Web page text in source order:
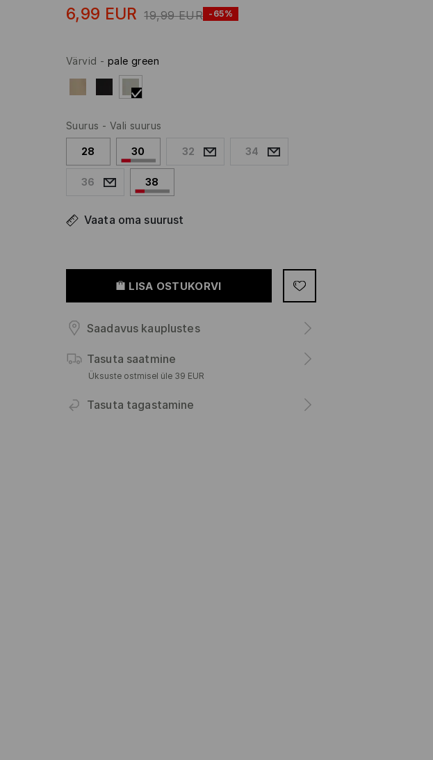
6,99 EUR 19,99 EUR -65%
Värvid - pale green
Suurus - Vali suurus
28 30 32 34
36 38
Vaata oma suurust
LISA OSTUKORVI
Saadavus kauplustes
Tasuta saatmine
Üksuste ostmisel üle 39 EUR
Tasuta tagastamine